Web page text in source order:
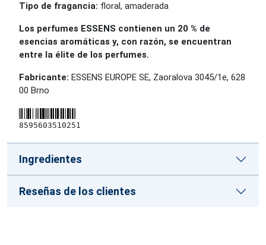
Tipo de fragancia: floral, amaderada
Los perfumes ESSENS contienen un 20 % de
esencias aromáticas y, con razón, se encuentran
entre la élite de los perfumes.
Fabricante: ESSENS EUROPE SE, Zaoralova 3045/1e, 628
00 Brno
8595603510251
Ingredientes
Reseñas de los clientes